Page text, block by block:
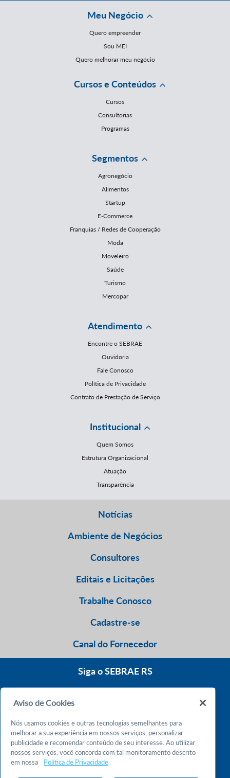
Meu Negócio
Quero empreender
Sou MEI
Quero melhorar meu negócio
Cursos e Conteúdos
Cursos
Consultorias
Programas
Segmentos
Agronegócio
Alimentos
Startup
E-Commerce
Franquias / Redes de Cooperação
Moda
Moveleiro
Saúde
Turismo
Mercopar
Atendimento
Encontre o SEBRAE
Ouvidoria
Fale Conosco
Política de Privacidade
Contrato de Prestação de Serviço
Institucional
Quem Somos
Estrutura Organizacional
Atuação
Transparência
Notícias
Ambiente de Negócios
Consultores
Editais e Licitações
Trabalhe Conosco
Cadastre-se
Canal do Fornecedor
Siga o SEBRAE RS
Atendimento 24h
Chame no WhatsApp
Aviso de Cookies
Nós usamos cookies e outras tecnologias semelhantes para
melhorar a sua experiência em nossos serviços, personalizar
publicidade e recomendar conteúdo de seu interesse. Ao utilizar
nossos serviços, você concorda com tal monitoramento descrito
em nossa
Política de Privacidade